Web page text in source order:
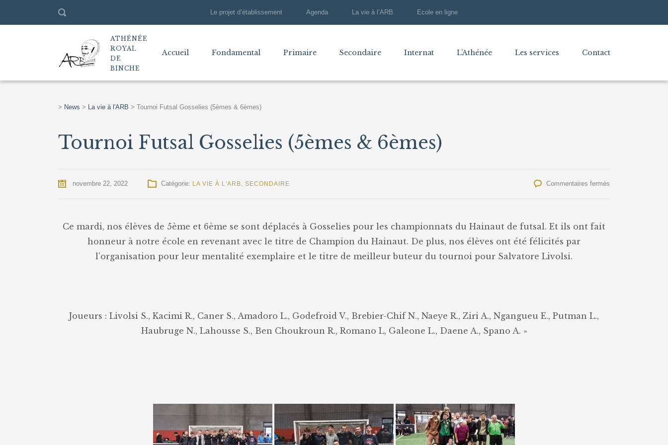
Le projet d’établissement Agenda La vie à l’ARB Ecole en ligne
ATHÉNÉE
ROYAL
DE
BINCHE
Accueil Fondamental Primaire Secondaire Internat L’Athénée Les services Contact
> News > La vie à l'ARB > Tournoi Futsal Gosselies (5èmes & 6èmes)
Tournoi Futsal Gosselies (5èmes & 6èmes)
novembre 22, 2022 Catégorie: LA VIE À L'ARB, SECONDAIRE Commentaires fermés
Ce mardi, nos élèves de 5ème et 6ème se sont déplacés à Gosselies pour les championnats du Hainaut de futsal. Et ils ont fait
honneur à notre école en revenant avec le titre de Champion du Hainaut. De plus, nos élèves ont été félicités par
l’organisation pour leur mentalité exemplaire et le titre de meilleur buteur du tournoi pour Salvatore Livolsi.
Joueurs : Livolsi S., Kacimi R., Caner S., Amadoro L., Godefroid V., Brebier-Chif N., Naeye R., Ziri A., Ngangueu E., Putman L.,
Haubruge N., Lahousse S., Ben Choukroun R., Romano L, Galeone L., Daene A., Spano A. »